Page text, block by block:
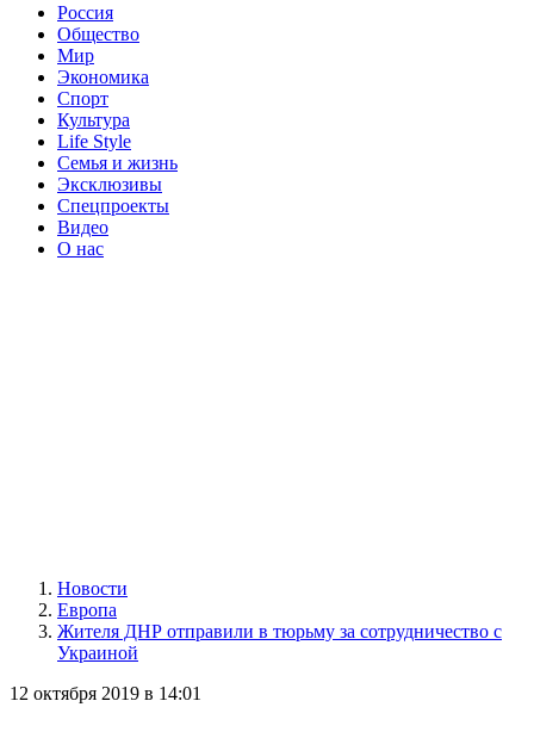
Россия
Общество
Мир
Экономика
Спорт
Культура
Life Style
Семья и жизнь
Эксклюзивы
Спецпроекты
Видео
О нас
Новости
Европа
Жителя ДНР отправили в тюрьму за сотрудничество с
Украиной
12 октября 2019 в 14:01